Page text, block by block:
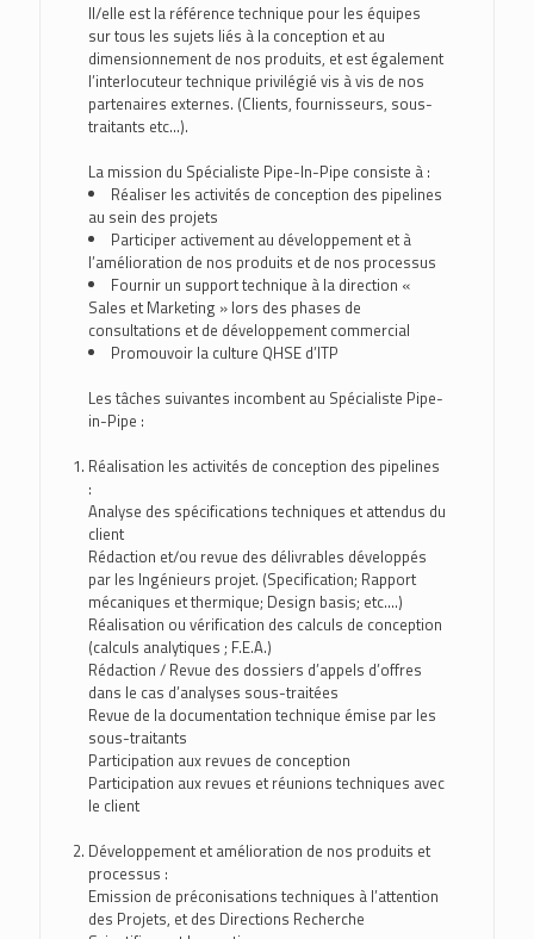
Il/elle est la référence technique pour les équipes
sur tous les sujets liés à la conception et au
dimensionnement de nos produits, et est également
l’interlocuteur technique privilégié vis à vis de nos
partenaires externes. (Clients, fournisseurs, sous-
traitants etc…).
La mission du Spécialiste Pipe-In-Pipe consiste à :
Réaliser les activités de conception des pipelines
au sein des projets
Participer activement au développement et à
l’amélioration de nos produits et de nos processus
Fournir un support technique à la direction «
Sales et Marketing » lors des phases de
consultations et de développement commercial
Promouvoir la culture QHSE d’ITP
Les tâches suivantes incombent au Spécialiste Pipe-
in-Pipe :
Réalisation les activités de conception des pipelines
:
Analyse des spécifications techniques et attendus du
client
Rédaction et/ou revue des délivrables développés
par les Ingénieurs projet. (Specification; Rapport
mécaniques et thermique; Design basis; etc....)
Réalisation ou vérification des calculs de conception
(calculs analytiques ; F.E.A.)
Rédaction / Revue des dossiers d’appels d’offres
dans le cas d’analyses sous-traitées
Revue de la documentation technique émise par les
sous-traitants
Participation aux revues de conception
Participation aux revues et réunions techniques avec
le client
Développement et amélioration de nos produits et
processus :
Emission de préconisations techniques à l’attention
des Projets, et des Directions Recherche